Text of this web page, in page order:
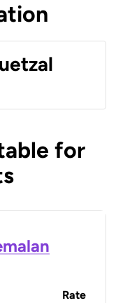
for
Rate